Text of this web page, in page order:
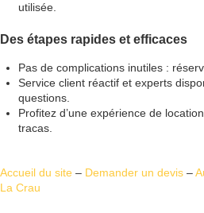
utilisée.
Des étapes rapides et efficaces
Pas de complications inutiles :
Service client réactif et experts
questions.
Profitez d’une expérience de
tracas.
Accueil du site – Demander un devis –
La Crau